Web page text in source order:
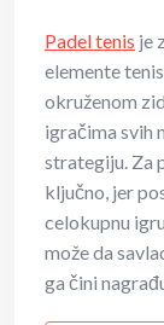
Padel tenis je
elemente
okruženom
igračima svih
strategiju. Za
ključno, jer
celokupnu
može da
ga čini